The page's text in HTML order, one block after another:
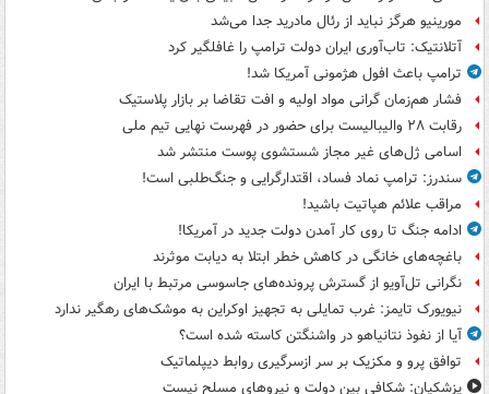
مورینیو هرگز نباید از رئال مادرید جدا می‌شد
آتلانتیک: تاب‌آوری ایران دولت ترامپ را غافلگیر کرد
ترامپ باعث افول هژمونی آمریکا شد!
فشار هم‌زمان گرانی مواد اولیه و افت تقاضا بر بازار پلاستیک
رقابت ۲۸ والیبالیست برای حضور در فهرست نهایی تیم ملی
اسامی ژل‌های غیر مجاز شستشوی پوست منتشر شد
سندرز: ترامپ نماد فساد، اقتدارگرایی و جنگ‌طلبی است!
مراقب علائم هپاتیت باشید!
ادامه جنگ تا روی کار آمدن دولت جدید در آمریکا!
باغچه‌های خانگی در کاهش خطر ابتلا به دیابت موثرند
نگرانی تل‌آویو از گسترش پرونده‌های جاسوسی مرتبط با ایران
نیویورک تایمز: غرب تمایلی به تجهیز اوکراین به موشک‌های رهگیر ندارد
آیا از نفوذ نتانیاهو در واشنگتن کاسته شده است؟
توافق پرو و مکزیک بر سر ازسرگیری روابط دیپلماتیک
پزشکیان: شکافی بین دولت و نیروهای مسلح نیست